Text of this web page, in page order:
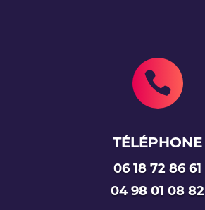

TÉLÉPHONE
06 18 72 86 61
04 98 01 08 82